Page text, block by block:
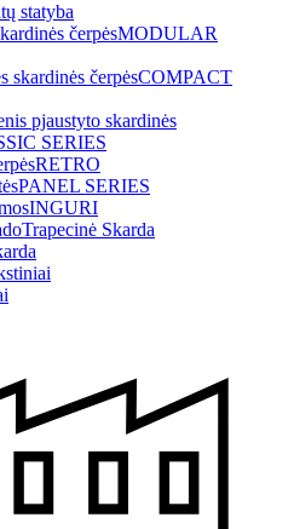
statyba
čerpėsMODULAR
skardinės čerpėsCOMPACT
pjaustyto skardinės
SERIES
RETRO
PANEL SERIES
INGURI
Trapecinė Skarda